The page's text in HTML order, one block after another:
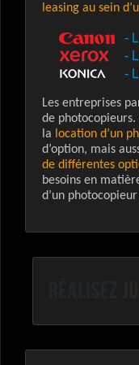
leasing au sein
-
-
-
Les entreprises
de photocopieurs.
la location d’un
d’option, mais
de différentes
besoins en
d’un